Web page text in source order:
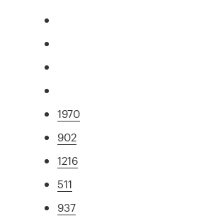
1970
902
1216
511
937